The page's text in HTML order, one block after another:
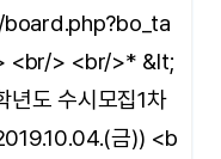
<br/> <br/>* &lt;
도 수시모집1차
금)) <b